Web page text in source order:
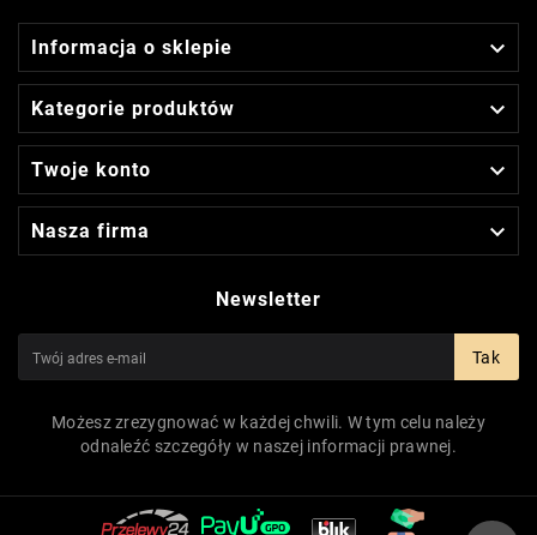
Informacja o sklepie 
Kategorie produktów 
Twoje konto 
Nasza firma 
Newsletter
Tak
Możesz zrezygnować w każdej chwili. W tym celu należy
odnaleźć szczegóły w naszej informacji prawnej.